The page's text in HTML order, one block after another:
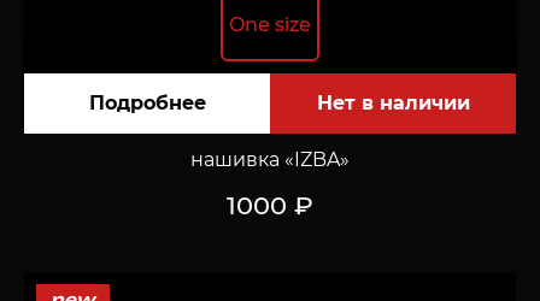
One size
Подробнее
нашивка «IZBA»
1000 ₽